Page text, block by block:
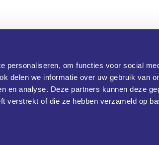
personaliseren, om functies voor social
delen we informatie over uw gebruik van
en analyse. Deze partners kunnen deze
verstrekt of die ze hebben verzameld op
Brainport Industries Campus (BIC 1)
Rijtackerweg 13
5657 BX Eindhoven